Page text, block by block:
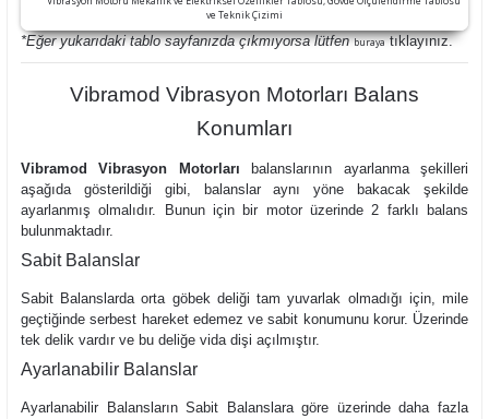
*Eğer yukarıdaki tablo sayfanızda çıkmıyorsa lütfenburayatıklayınız.
Vibramod Vibrasyon Motorları Balans
Konumları
Vibramod Vibrasyon Motorları balanslarının ayarlanma şekilleri
aşağıda gösterildiği gibi, balanslar aynı yöne bakacak şekilde
ayarlanmış olmalıdır. Bunun için bir motor üzerinde 2 farklı balans
bulunmaktadır.
Sabit Balanslar
Sabit Balanslarda orta göbek deliği tam yuvarlak olmadığı için, mile
geçtiğinde serbest hareket edemez ve sabit konumunu korur. Üzerinde
tek delik vardır ve bu deliğe vida dişi açılmıştır.
Ayarlanabilir Balanslar
Ayarlanabilir Balansların Sabit Balanslara göre üzerinde daha fazla